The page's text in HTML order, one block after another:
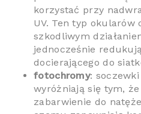
korzystać przy
UV. Ten typ okularów
szkodliwym
jednocześnie
docierającego do
fotochromy:
wyróżniają się tym,
zabarwienie do